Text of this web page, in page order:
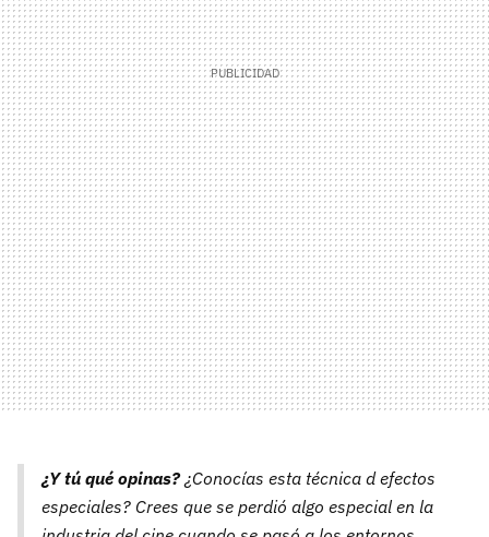
¿Y tú qué opinas?¿Conocías esta técnica d efectos
especiales? Crees que se perdió algo especial en la